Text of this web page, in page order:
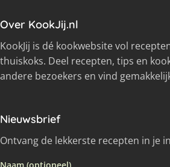
Over KookJij.nl
KookJij is dé kookwebsite vol
thuiskoks. Deel recepten, tips en
andere bezoekers en vind
Nieuwsbrief
Ontvang de lekkerste recepten in je